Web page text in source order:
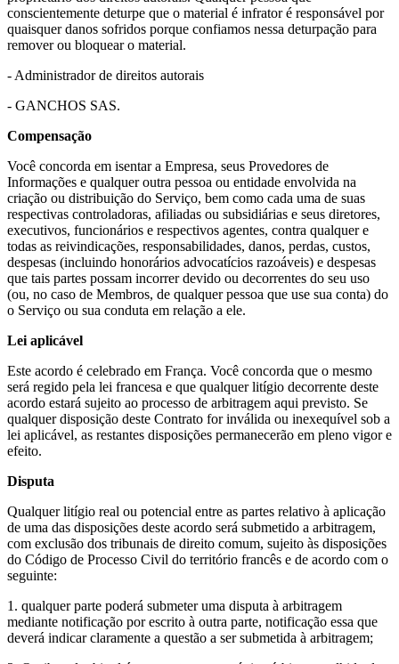
conscientemente deturpe que o material é infrator é responsável por
quaisquer danos sofridos porque confiamos nessa deturpação para
remover ou bloquear o material.
- Administrador de direitos autorais
- GANCHOS SAS.
Compensação
Você concorda em isentar a Empresa, seus Provedores de
Informações e qualquer outra pessoa ou entidade envolvida na
criação ou distribuição do Serviço, bem como cada uma de suas
respectivas controladoras, afiliadas ou subsidiárias e seus diretores,
executivos, funcionários e respectivos agentes, contra qualquer e
todas as reivindicações, responsabilidades, danos, perdas, custos,
despesas (incluindo honorários advocatícios razoáveis) e despesas
que tais partes possam incorrer devido ou decorrentes do seu uso
(ou, no caso de Membros, de qualquer pessoa que use sua conta) do
o Serviço ou sua conduta em relação a ele.
Lei aplicável
Este acordo é celebrado em França. Você concorda que o mesmo
será regido pela lei francesa e que qualquer litígio decorrente deste
acordo estará sujeito ao processo de arbitragem aqui previsto. Se
qualquer disposição deste Contrato for inválida ou inexequível sob a
lei aplicável, as restantes disposições permanecerão em pleno vigor e
efeito.
Disputa
Qualquer litígio real ou potencial entre as partes relativo à aplicação
de uma das disposições deste acordo será submetido a arbitragem,
com exclusão dos tribunais de direito comum, sujeito às disposições
do Código de Processo Civil do território francês e de acordo com o
seguinte:
1. qualquer parte poderá submeter uma disputa à arbitragem
mediante notificação por escrito à outra parte, notificação essa que
deverá indicar claramente a questão a ser submetida à arbitragem;